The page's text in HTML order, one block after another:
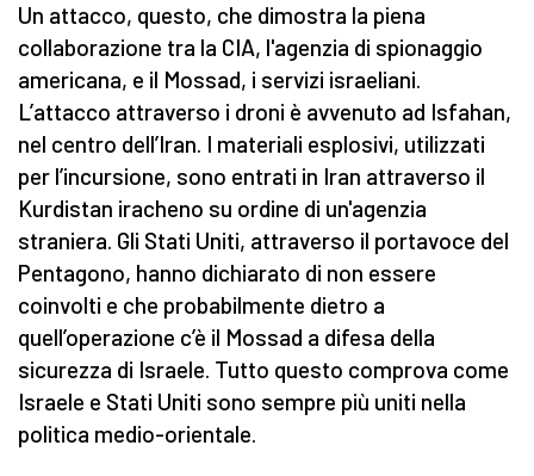
Un attacco, questo, che dimostra la piena
collaborazione tra la CIA, l'agenzia di spionaggio
americana, e il Mossad, i servizi israeliani.
L’attacco attraverso i droni è avvenuto ad Isfahan,
nel centro dell’Iran. I materiali esplosivi, utilizzati
per l’incursione, sono entrati in Iran attraverso il
Kurdistan iracheno su ordine di un'agenzia
straniera. Gli Stati Uniti, attraverso il portavoce del
Pentagono, hanno dichiarato di non essere
coinvolti e che probabilmente dietro a
quell’operazione c’è il Mossad a difesa della
sicurezza di Israele. Tutto questo comprova come
Israele e Stati Uniti sono sempre più uniti nella
politica medio-orientale.